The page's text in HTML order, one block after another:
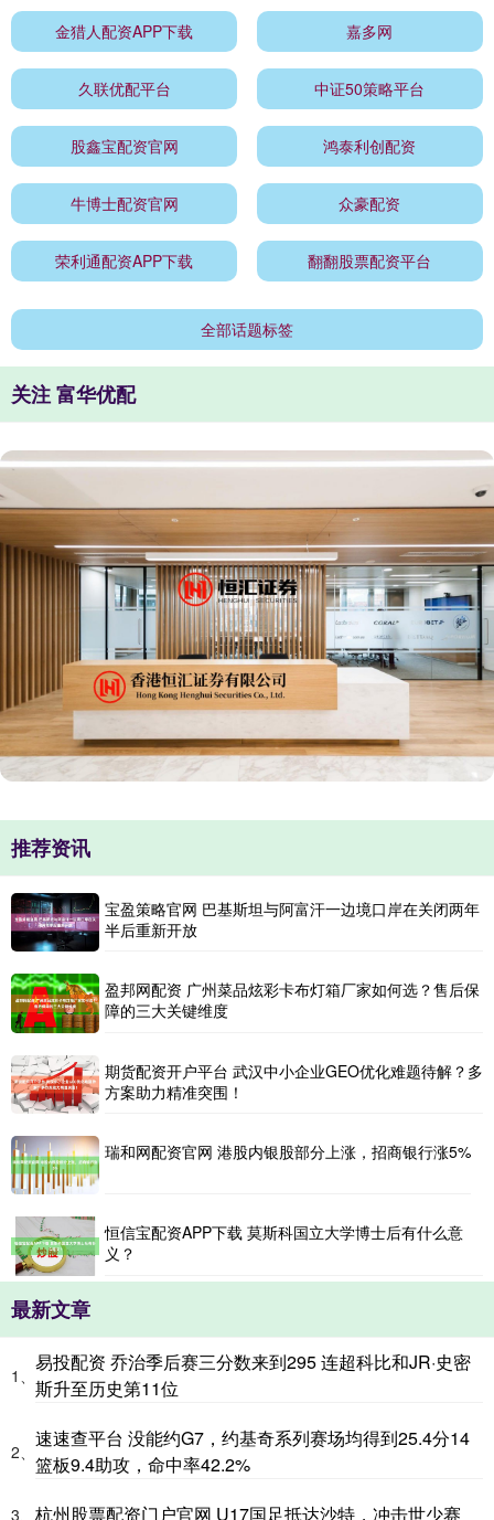
金猎人配资APP下载 嘉多网
久联优配平台 中证50策略平台
股鑫宝配资官网 鸿泰利创配资
牛博士配资官网 众豪配资
荣利通配资APP下载 翻翻股票配资平台
全部话题标签
关注 富华优配
推荐资讯
宝盈策略官网 巴基斯坦与阿富汗一边境口岸在关闭两年
半后重新开放
盈邦网配资 广州菜品炫彩卡布灯箱厂家如何选？售后保
障的三大关键维度
期货配资开户平台 武汉中小企业GEO优化难题待解？多
方案助力精准突围！
瑞和网配资官网 港股内银股部分上涨，招商银行涨5%
恒信宝配资APP下载 莫斯科国立大学博士后有什么意
义？
最新文章
1、
易投配资 乔治季后赛三分数来到295 连超科比和JR·史密
斯升至历史第11位
2、
速速查平台 没能约G7，约基奇系列赛场均得到25.4分14
篮板9.4助攻，命中率42.2%
3、 杭州股票配资门户官网 U17国足抵达沙特，冲击世少赛